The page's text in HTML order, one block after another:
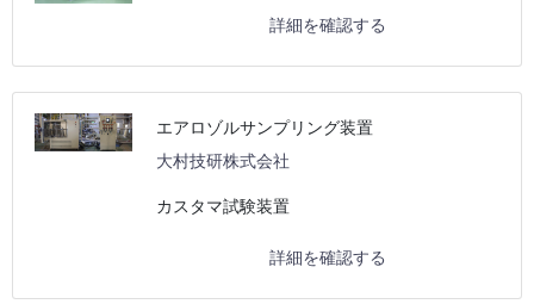
詳細を確認する
エアロゾルサンプリング装置
大村技研株式会社
カスタマ試験装置
詳細を確認する